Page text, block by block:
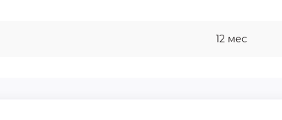
12 мес